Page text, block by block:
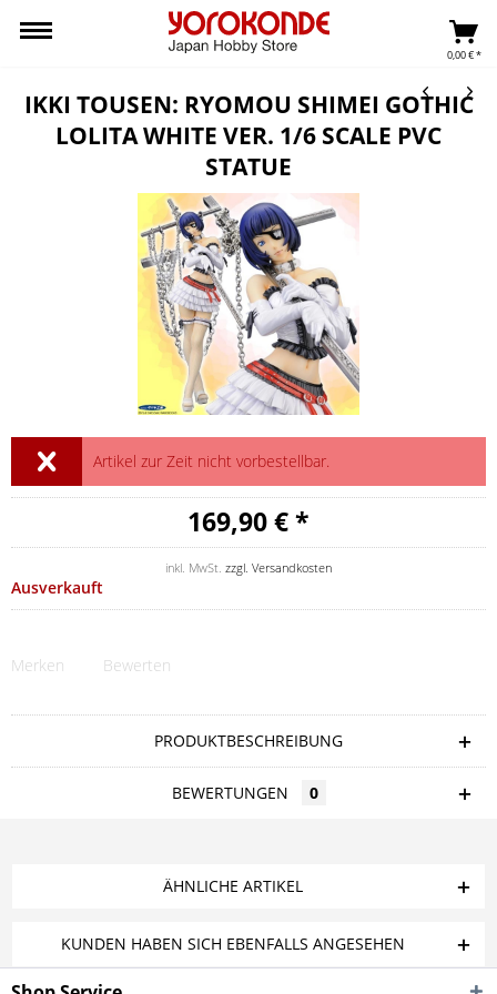
0,00 € *
IKKI TOUSEN: RYOMOU SHIMEI GOTHIC
LOLITA WHITE VER. 1/6 SCALE PVC
STATUE
Artikel zur Zeit nicht vorbestellbar.
169,90 € *
inkl. MwSt. zzgl. Versandkosten
Ausverkauft
Merken Bewerten
PRODUKTBESCHREIBUNG
BEWERTUNGEN 0
ÄHNLICHE ARTIKEL
KUNDEN HABEN SICH EBENFALLS ANGESEHEN